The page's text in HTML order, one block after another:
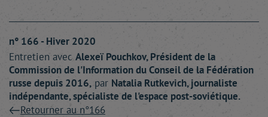
n° 166 - Hiver 2020
Entretien avec Alexeï Pouchkov, Président de la
Commission de l'Information du Conseil de la Fédération
russe depuis 2016, par Natalia Rutkevich, journaliste
indépendante, spécialiste de l'espace post-soviétique.
Retourner au n°166